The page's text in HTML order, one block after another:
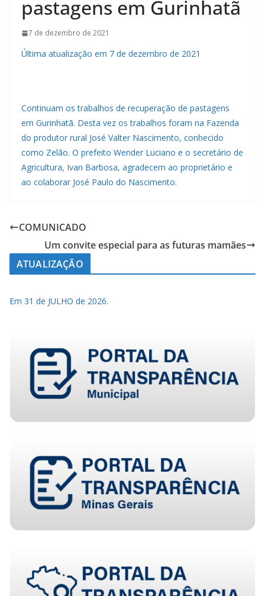
pastagens em Gurinhatã
7 de dezembro de 2021
Última atualização em 7 de dezembro de 2021
Continuam os trabalhos de recuperação de pastagens
em Gurinhatã. Desta vez os trabalhos foram na Fazenda
do produtor rural José Valter Nascimento, conhecido
como Zelão. O prefeito Wender Luciano e o secretário de
Agricultura, Ivan Barbosa, agradecem ao proprietário e
ao colaborar José Paulo do Nascimento.
COMUNICADO
Um convite especial para as futuras mamães
ATUALIZAÇÃO
Em 31 de JULHO de 2026.